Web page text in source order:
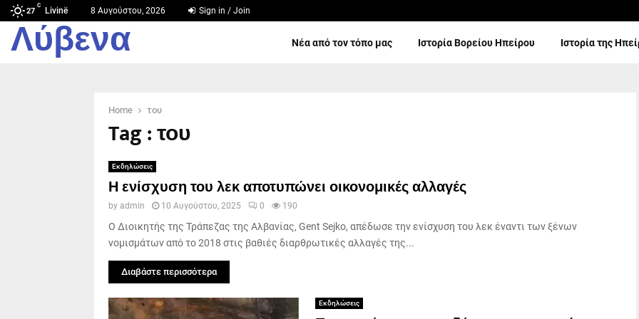
27
C
Livinë 8 Αυγούστου, 2026 Sign in / Join
Λύβενα Νέα από τον τόπο μας Ιστορία Βορείου Ηπείρου Ιστορία της
Home του
Tag : του
Εκδηλώσεις
Η ενίσχυση του λεκ αποτυπώνει οικονομικές αλλαγές
by admin 10 Αυγούστου, 2025 0 190
Ο Διοικητής της Τράπεζας της Αλβανίας, Gent Sejko, απέδωσε την ενίσχυση του λεκ έναντι των ξένων
νομισμάτων από το 2018 στις βαθιές διαρθρωτικές αλλαγές της...
Διαβάστε περισσότερα
Εκδηλώσεις